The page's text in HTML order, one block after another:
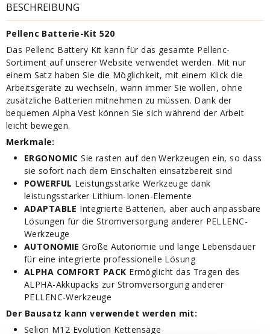
BESCHREIBUNG
Pellenc Batterie-Kit 520
Das Pellenc Battery Kit kann für das gesamte Pellenc-
Sortiment auf unserer Website verwendet werden. Mit nur
einem Satz haben Sie die Möglichkeit, mit einem Klick die
Arbeitsgeräte zu wechseln, wann immer Sie wollen, ohne
zusätzliche Batterien mitnehmen zu müssen. Dank der
bequemen Alpha Vest können Sie sich während der Arbeit
leicht bewegen.
Merkmale:
ERGONOMIC Sie rasten auf den Werkzeugen ein, so dass
sie sofort nach dem Einschalten einsatzbereit sind
POWERFUL Leistungsstarke Werkzeuge dank
leistungsstarker Lithium-Ionen-Elemente
ADAPTABLE Integrierte Batterien, aber auch anpassbare
Lösungen für die Stromversorgung anderer PELLENC-
Werkzeuge
AUTONOMIE Große Autonomie und lange Lebensdauer
für eine integrierte professionelle Lösung
ALPHA COMFORT PACK Ermöglicht das Tragen des
ALPHA-Akkupacks zur Stromversorgung anderer
PELLENC-Werkzeuge
Der Bausatz kann verwendet werden mit:
Selion M12 Evolution Kettensäge